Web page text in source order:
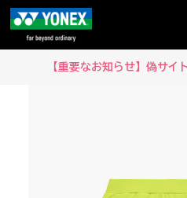
【重要なお知らせ】偽サイ